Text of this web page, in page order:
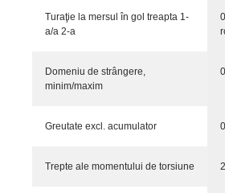
Turaţie la mersul în gol treapta 1-
a/a 2-a
Domeniu de strângere,
minim/maxim
Greutate excl. acumulator
Trepte ale momentului de torsiune